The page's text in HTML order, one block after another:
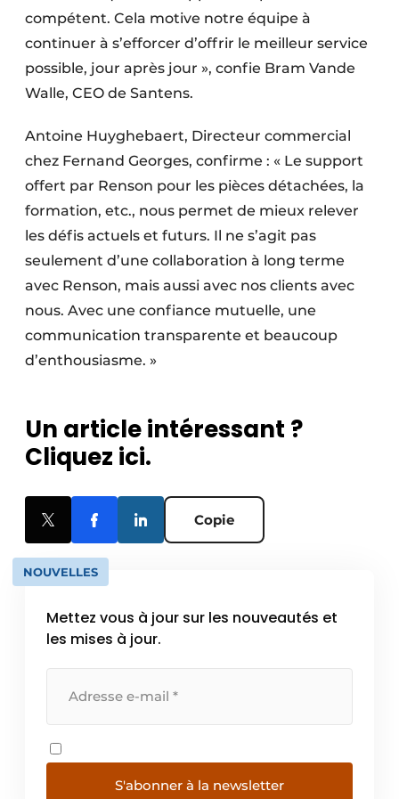
compétent. Cela motive notre équipe à
continuer à s’efforcer d’offrir le meilleur service
possible, jour après jour », confie Bram Vande
Walle, CEO de Santens.
Antoine Huyghebaert, Directeur commercial
chez Fernand Georges, confirme : « Le support
offert par Renson pour les pièces détachées, la
formation, etc., nous permet de mieux relever
les défis actuels et futurs. Il ne s’agit pas
seulement d’une collaboration à long terme
avec Renson, mais aussi avec nos clients avec
nous. Avec une confiance mutuelle, une
communication transparente et beaucoup
d’enthousiasme. »
Un article intéressant ?
Cliquez ici.
Copie
NOUVELLES
Mettez vous à jour sur les nouveautés et
les mises à jour.
S'abonner à la newsletter